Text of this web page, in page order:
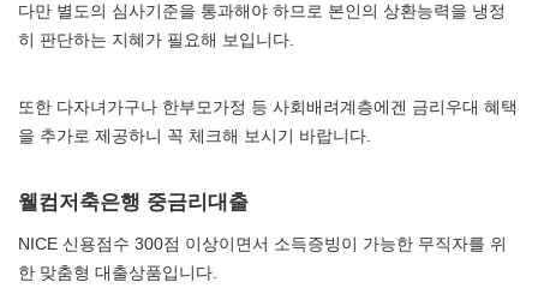
다만 별도의 심사기준을 통과해야 하므로 본인의 상환능력을 냉정
히 판단하는 지혜가 필요해 보입니다.
또한 다자녀가구나 한부모가정 등 사회배려계층에겐 금리우대 혜택
을 추가로 제공하니 꼭 체크해 보시기 바랍니다.
웰컴저축은행 중금리대출
NICE 신용점수 300점 이상이면서 소득증빙이 가능한 무직자를 위
한 맞춤형 대출상품입니다.